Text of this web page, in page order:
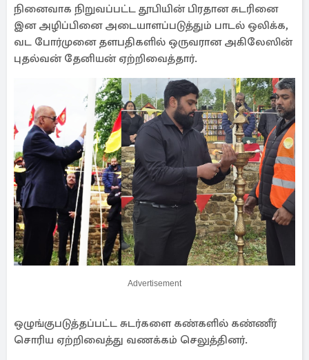
நினைவாக நிறுவப்பட்ட தூபியின் பிரதான சுடரினை
இன அழிப்பினை அடையாளப்படுத்தும் பாடல் ஒலிக்க,
வட போர்முனை தளபதிகளில் ஒருவரான அகிலேஸின்
புதல்வன் தேனியன் ஏற்றிவைத்தார்.
Advertisement
ஒழுங்குபடுத்தப்பட்ட சுடர்களை கண்களில் கண்ணீர்
சொரிய ஏற்றிவைத்து வணக்கம் செலுத்தினர்.